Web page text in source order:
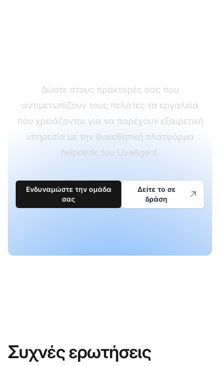
Δώστε στους πράκτορές σας που
αντιμετωπίζουν τους πελάτες τα εργαλεία
που χρειάζονται για να παρέχουν εξαιρετική
υπηρεσία με την διαισθητική πλατφόρμα
helpdesk του LiveAgent.
Ενδυναμώστε την ομάδα
σας
Δείτε το σε
δράση
Συχνές ερωτήσεις